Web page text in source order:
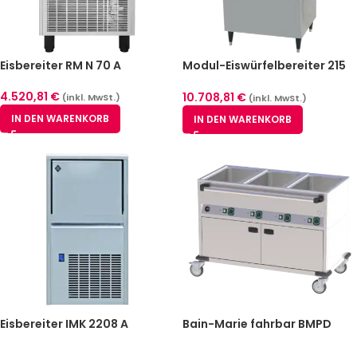
Eisbereiter RM N 70 A
4.520,81 € (inkl. MwSt.)
IN DEN WARENKORB
Modul-Eiswürfelbereiter 215
10.708,81 € (inkl. MwSt.)
IN DEN WARENKORB
Eisbereiter IMK 2208 A
Bain-Marie fahrbar BMPD